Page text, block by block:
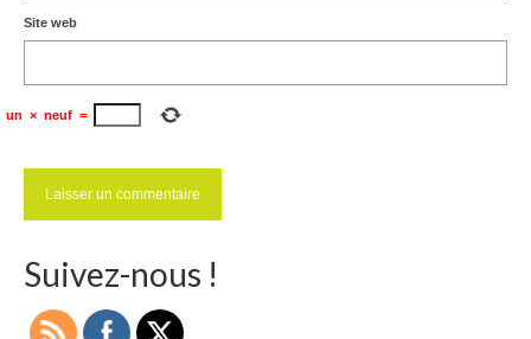
Site web
un × neuf =
Suivez-nous !